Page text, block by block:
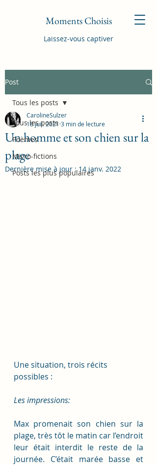
Moments Choisis
Laissez-vous captiver
Post
Tous les posts
Poèmes
Micro-fictions
Posts les plus populaires
Tous les posts
Un homme et son chien sur la
plage
CarolineSulzer
18 juil. 2021 3 min de lecture
Dernière mise à jour :14 janv. 2022
Une situation, trois récits
possibles :
Les impressions:
Max promenait son chien sur la
plage, très tôt le matin car l’endroit
leur était interdit le reste de la
journée. C’était marée basse et